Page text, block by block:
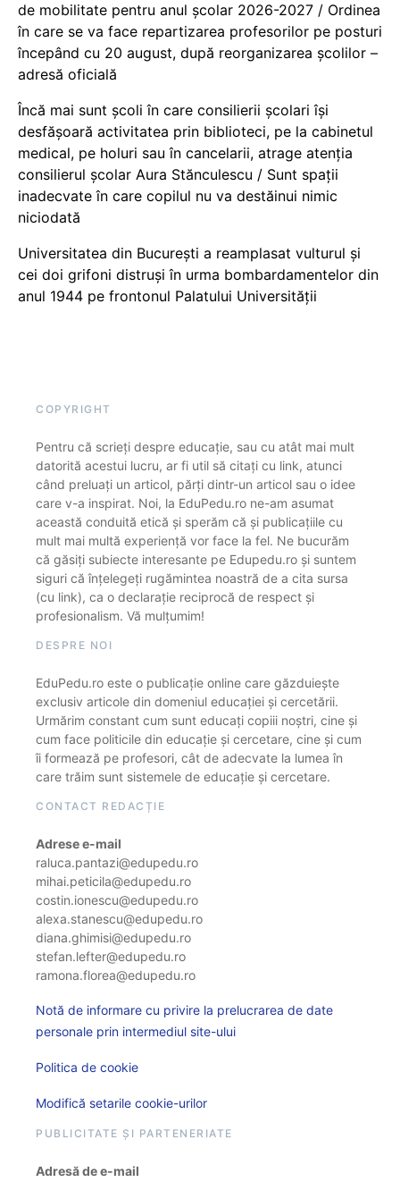
de mobilitate pentru anul școlar 2026-2027 / Ordinea
în care se va face repartizarea profesorilor pe posturi
începând cu 20 august, după reorganizarea școlilor –
adresă oficială
Încă mai sunt școli în care consilierii școlari își
desfășoară activitatea prin biblioteci, pe la cabinetul
medical, pe holuri sau în cancelarii, atrage atenția
consilierul școlar Aura Stănculescu / Sunt spații
inadecvate în care copilul nu va destăinui nimic
niciodată
Universitatea din București a reamplasat vulturul și
cei doi grifoni distruși în urma bombardamentelor din
anul 1944 pe frontonul Palatului Universității
COPYRIGHT
Pentru că scrieți despre educație, sau cu atât mai mult
datorită acestui lucru, ar fi util să citați cu link, atunci
când preluați un articol, părți dintr-un articol sau o idee
care v-a inspirat. Noi, la EduPedu.ro ne-am asumat
această conduită etică și sperăm că și publicațiile cu
mult mai multă experiență vor face la fel. Ne bucurăm
că găsiți subiecte interesante pe Edupedu.ro și suntem
siguri că înțelegeți rugămintea noastră de a cita sursa
(cu link), ca o declarație reciprocă de respect și
profesionalism. Vă mulțumim!
DESPRE NOI
EduPedu.ro este o publicație online care găzduiește
exclusiv articole din domeniul educației și cercetării.
Urmărim constant cum sunt educați copiii noștri, cine și
cum face politicile din educație și cercetare, cine și cum
îi formează pe profesori, cât de adecvate la lumea în
care trăim sunt sistemele de educație și cercetare.
CONTACT REDACȚIE
Adrese e-mail
raluca.pantazi@edupedu.ro
mihai.peticila@edupedu.ro
costin.ionescu@edupedu.ro
alexa.stanescu@edupedu.ro
diana.ghimisi@edupedu.ro
stefan.lefter@edupedu.ro
ramona.florea@edupedu.ro
Notă de informare cu privire la prelucrarea de date
personale prin intermediul site-ului
Politica de cookie
Modifică setarile cookie-urilor
PUBLICITATE ȘI PARTENERIATE
Adresă de e-mail